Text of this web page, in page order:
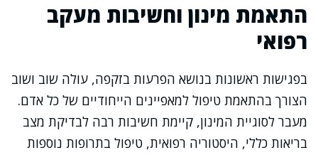
התאמת מינון וחשיבות מעקב
רפואי
בפגישות ראשונות בנושא הפרעות בזקפה, עולה שוב ושוב
הצורך בהתאמת טיפול למאפיינים הייחודיים של כל אדם.
מעבר לסוגיית המינון, קיימת חשיבות רבה לבדיקת מצב
בריאות כללי, היסטוריה רפואית, טיפול בתרופות נוספות